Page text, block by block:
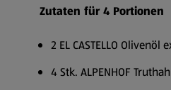
Zutaten für 4 Portionen
2 EL CASTELLO Olivenöl
4 Stk. ALPENHOF